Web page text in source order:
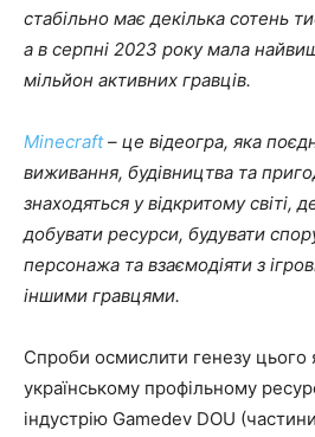
стабільно має декілька сотень
а в серпні 2023 року мала
мільйон активних гравців.
Minecraft– це відеогра, яка
виживання, будівництва та
знаходяться у відкритому світі,
добувати ресурси, будувати
персонажа та взаємодіяти з
іншими гравцями.
Спроби осмислити генезу цього
українському профільному
індустрію Gamedev DOU (частини